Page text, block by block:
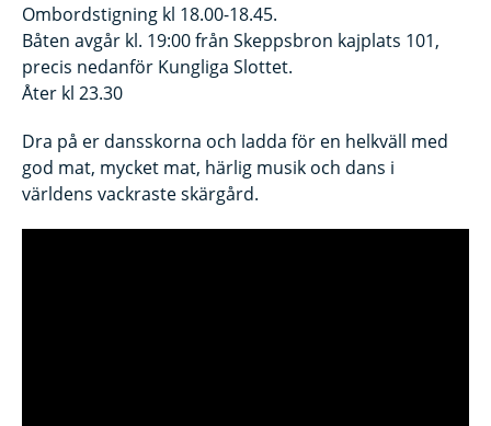
Ombordstigning kl 18.00-18.45.
Båten avgår kl. 19:00 från Skeppsbron kajplats 101,
precis nedanför Kungliga Slottet.
Åter kl 23.30
Dra på er dansskorna och ladda för en helkväll med
god mat, mycket mat, härlig musik och dans i
världens vackraste skärgård.